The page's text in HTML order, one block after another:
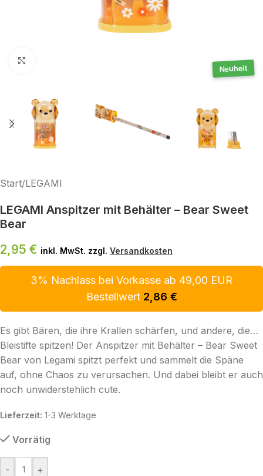
Neuheit
Start/LEGAMI
LEGAMI Anspitzer mit Behälter – Bear Sweet
Bear
2,95 € inkl. MwSt. zzgl. Versandkosten
3% Nachlass bei Vorkasse ab 49,00 EUR
Bestellwert 2,86 €
Es gibt Bären, die ihre Krallen schärfen, und andere, die…
Bleistifte spitzen! Der Anspitzer mit Behälter – Bear Sweet
Bear von Legami spitzt perfekt und sammelt die Späne
auf, ohne Chaos zu verursachen. Und dabei bleibt er auch
noch unwiderstehlich cute.
Lieferzeit: 1-3 Werktage
Vorrätig
- +